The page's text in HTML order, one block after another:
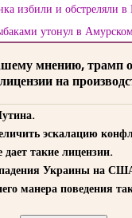
избили и обстреляли
утонул в
мнению, трамп
на
эскалацию
такие лицензии.
Украины на
манера поведения